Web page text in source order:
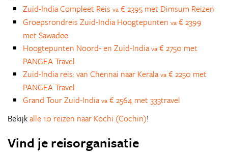
Zuid-India Compleet Reis va € 2395 met Dimsum Reizen
Groepsrondreis Zuid-India Hoogtepunten va € 2399
met Sawadee
Hoogtepunten Noord- en Zuid-India va € 2750 met
PANGEA Travel
Zuid-India reis: van Chennai naar Kerala va € 2250 met
PANGEA Travel
Grand Tour Zuid-India va € 2564 met 333travel
Bekijkalle 10 reizen naar Kochi (Cochin)!
Vind je reisorganisatie